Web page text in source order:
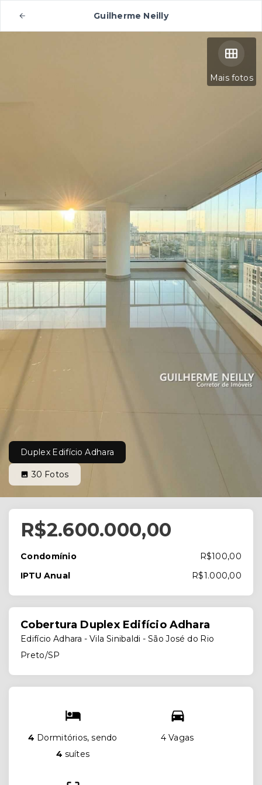
Guilherme Neilly
Mais fotos
Duplex Edifício Adhara
30 Fotos
R$2.600.000,00
Condomínio
R$100,00
IPTU Anual
R$1.000,00
Cobertura Duplex Edifício Adhara
Edifício Adhara -Vila Sinibaldi - São José do Rio
Preto/SP
4 Dormitórios, sendo
4 suítes
4 Vagas